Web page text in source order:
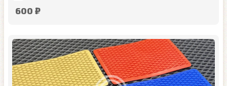
600 ₽